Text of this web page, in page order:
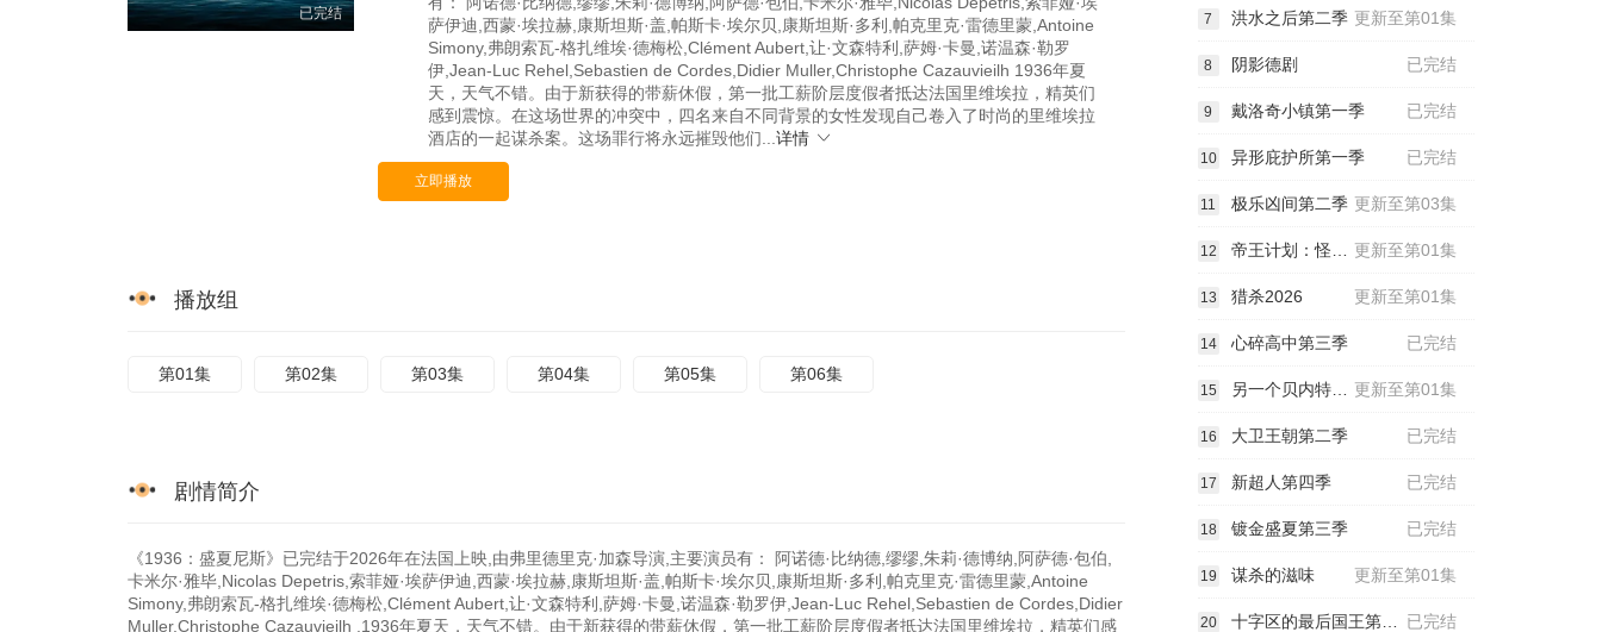
已完结
萨伊迪,西蒙·埃拉赫,康斯坦斯·盖,帕斯卡·埃尔贝,康斯坦斯·多利,帕克里克·雷德里蒙,Antoine
Simony,弗朗索瓦-格扎维埃·德梅松,Clément Aubert,让·文森特利,萨姆·卡曼,诺温森·勒罗
伊,Jean-Luc Rehel,Sebastien de Cordes,Didier Muller,Christophe Cazauvieilh 1936年夏
天，天气不错。由于新获得的带薪休假，第一批工薪阶层度假者抵达法国里维埃拉，精英们
感到震惊。在这场世界的冲突中，四名来自不同背景的女性发现自己卷入了时尚的里维埃拉
酒店的一起谋杀案。这场罪行将永远摧毁他们... 详情
立即播放
播放组
第01集 第02集 第03集 第04集 第05集 第06集
剧情简介
《1936：盛夏尼斯》已完结于2026年在法国上映,由弗里德里克·加森导演,主要演员有： 阿诺德·比纳德,缪缪,朱莉·德博纳,阿萨德·包伯,
卡米尔·雅毕,Nicolas Depetris,索菲娅·埃萨伊迪,西蒙·埃拉赫,康斯坦斯·盖,帕斯卡·埃尔贝,康斯坦斯·多利,帕克里克·雷德里蒙,Antoine
Simony,弗朗索瓦-格扎维埃·德梅松,Clément Aubert,让·文森特利,萨姆·卡曼,诺温森·勒罗伊,Jean-Luc Rehel,Sebastien de Cordes,Didier
Muller,Christophe Cazauvieilh .1936年夏天，天气不错。由于新获得的带薪休假，第一批工薪阶层度假者抵达法国里维埃拉，精英们感
更新至第01集
7 洪水之后第二季
已完结
8 阴影德剧
已完结
9 戴洛奇小镇第一季
已完结
10 异形庇护所第一季
更新至第03集
11 极乐凶间第二季
更新至第01集
12 帝王计划：怪兽遗产第二季
更新至第01集
13 猎杀2026
已完结
14 心碎高中第三季
更新至第01集
15 另一个贝内特家的姐妹
已完结
16 大卫王朝第二季
已完结
17 新超人第四季
已完结
18 镀金盛夏第三季
更新至第01集
19 谋杀的滋味
已完结
20 十字区的最后国王第二季